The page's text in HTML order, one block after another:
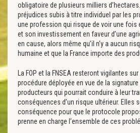
obligatoire de plusieurs milliers
préjudices subis à titre individuel par les
une profession qui risque de voir une fois
et son investissement en faveur d’une
en cause, alors même qu’il n’y a aucun
humaine et que la France importe des
La FOP et la FNSEA resteront vigilantes
procédure déployée en vue de la
producteurs qui pourrait conduire à leur
conséquences d’un risque ultérieur. Elles
conséquence pour que le protocole
prenne en charge l’ensemble de ces